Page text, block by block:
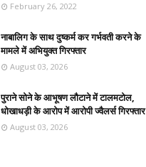
February 26, 2022
नाबालिग के साथ दुष्कर्म कर गर्भवती करने के
मामले में अभियुक्त गिरफ्तार
August 03, 2026
पुराने सोने के आभूषण लौटाने में टालमटोल,
धोखाधड़ी के आरोप में आरोपी ज्वैलर्स गिरफ्तार
August 03, 2026